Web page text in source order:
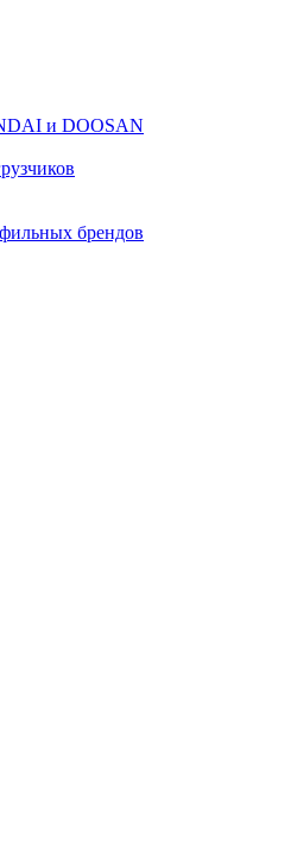
и DOOSAN
брендов